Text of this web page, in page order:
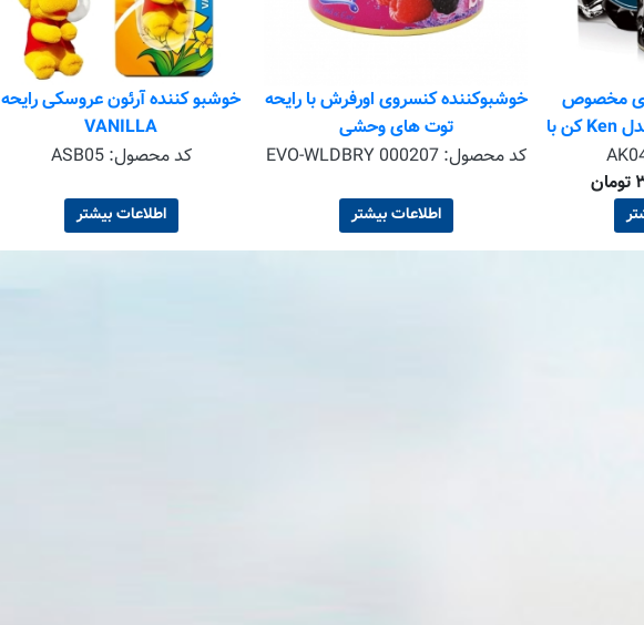
مخصوص
خودرو آرئون Areon مدل Ken کن با
خوشبوکننده کنسروی اورفرش با رایحه
توت های وحشی
کد محصول:EVO-WLDBRY 000207
اطلاعات بیشتر
خوشبو کننده آرئون عروسکی رایحه
VANILLA
کد محصول:ASB05
اطلاعات بیشتر